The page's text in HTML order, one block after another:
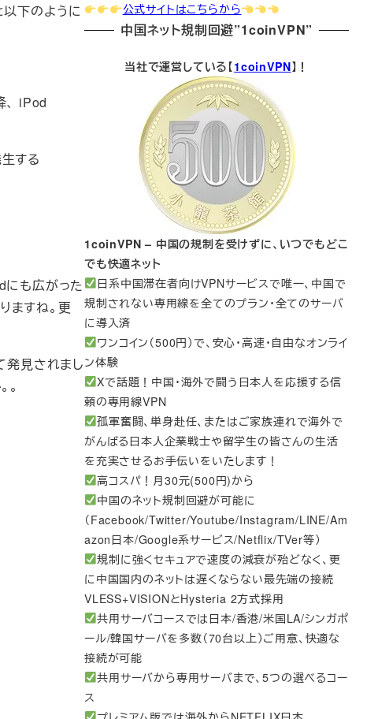
下のように
、 iPod
する
も広がった
ますね。更
見されまし
公式サイトはこちらから
中国ネット規制回避”1coinVPN”
当社で運営している【1coinVPN】！
1coinVPN – 中国の規制を受けずに、いつでもどこ
でも快適ネット
日系中国滞在者向けVPNサービスで唯一、中国で
規制されない専用線を全てのプラン・全てのサーバ
に導入済
ワンコイン（500円）で、安心・高速・自由なオンライ
ン体験
Xで話題！中国・海外で闘う日本人を応援する信
頼の専用線VPN
孤軍奮闘、単身赴任、またはご家族連れで海外で
がんばる日本人企業戦士や留学生の皆さんの生活
を充実させるお手伝いをいたします！
高コスパ！月30元(500円)から
中国のネット規制回避が可能に
（Facebook/Twitter/Youtube/Instagram/LINE/Am
azon日本/Google系サービス/Netflix/TVer等）
規制に強くセキュアで速度の減衰が殆どなく、更
に中国国内のネットは遅くならない最先端の接続
VLESS+VISIONとHysteria 2方式採用
共用サーバコースでは日本/香港/米国LA/シンガポ
ール/韓国サーバを多数（70台以上）ご用意、快適な
接続が可能
共用サーバから専用サーバまで、5つの選べるコー
ス